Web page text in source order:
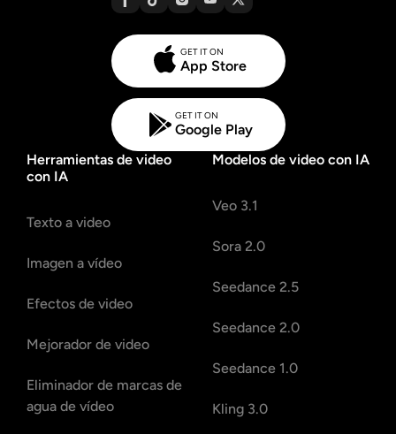
GET IT ON
App Store
GET IT ON
Google Play
Herramientas de video
con IA
Texto a video
Imagen a vídeo
Efectos de video
Mejorador de video
Eliminador de marcas de
agua de vídeo
Modelos de video con IA
Veo 3.1
Sora 2.0
Seedance 2.5
Seedance 2.0
Seedance 1.0
Kling 3.0